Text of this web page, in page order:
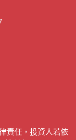
責任，投資人若依